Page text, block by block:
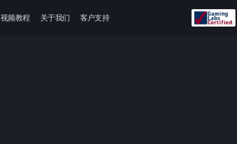
视频教程 关于我们 客户支持